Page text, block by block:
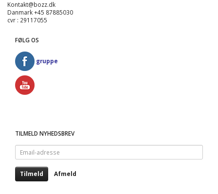
Kontakt@bozz.dk
Danmark +45 87885030
cvr : 29117055
FØLG OS
gruppe
TILMELD NYHEDSBREV
Email-
adresse
Tilmeld Afmeld